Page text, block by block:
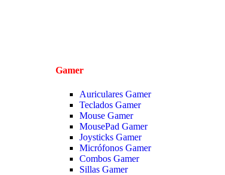
Gamer
Auriculares Gamer
Teclados Gamer
Mouse Gamer
MousePad Gamer
Joysticks Gamer
Micrófonos Gamer
Combos Gamer
Sillas Gamer